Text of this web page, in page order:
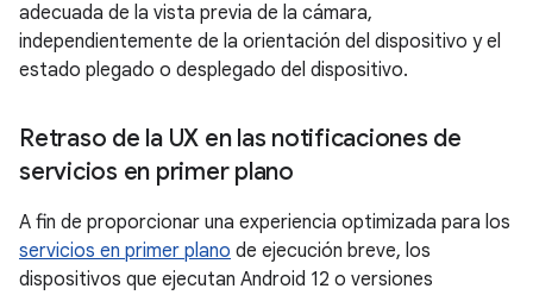
adecuada de la vista previa de la cámara,
independientemente de la orientación del dispositivo y el
estado plegado o desplegado del dispositivo.
Retraso de la UX en las notificaciones de
servicios en primer plano
A fin de proporcionar una experiencia optimizada para los
servicios en primer plano de ejecución breve, los
dispositivos que ejecutan Android 12 o versiones